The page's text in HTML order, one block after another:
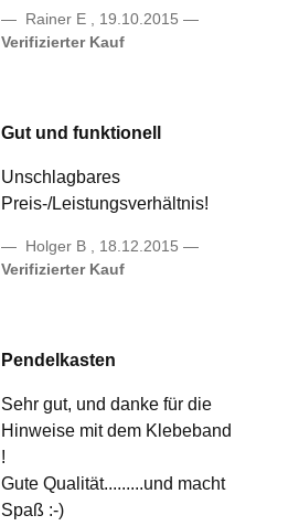
Rainer E , 19.10.2015
Verifizierter Kauf
Gut und funktionell
Unschlagbares
Preis-/Leistungsverhältnis!
Holger B , 18.12.2015
Verifizierter Kauf
Pendelkasten
Sehr gut, und danke für die
Hinweise mit dem Klebeband
!
Gute Qualität.........und macht
Spaß :-)